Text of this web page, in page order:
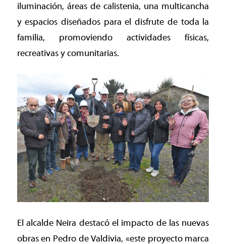
iluminación, áreas de calistenia, una multicancha
y espacios diseñados para el disfrute de toda la
familia, promoviendo actividades físicas,
recreativas y comunitarias.
El alcalde Neira destacó el impacto de las nuevas
obras en Pedro de Valdivia, «este proyecto marca